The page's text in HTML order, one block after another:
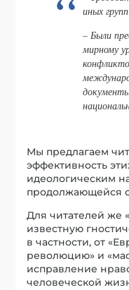
иных
– Были
мирному
Мы предлагаем
эффективность
идеологическим
продолжающейся
Для читателей же «
известную
в частности, от
революцию» и
исправление
человеческой